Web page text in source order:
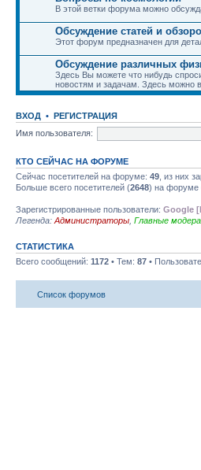
В этой ветки форума можно
Обсуждение статей и
Этот форум предназначен для
Обсуждение различных
Здесь Вы можете что нибудь
новостям и задачам. Здесь можно
ВХОД • РЕГИСТРАЦИЯ
Имя пользователя:
КТО СЕЙЧАС НА ФОРУМЕ
Сейчас посетителей на форуме: 49 , из них
Больше всего посетителей (2648) на форуме
Зарегистрированные пользователи: Google
Легенда: Администраторы Главные
СТАТИСТИКА
Всего сообщений: 1172 • Тем: 87 •
Список форумов